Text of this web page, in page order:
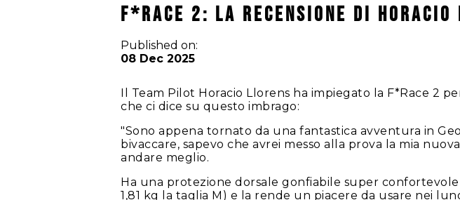
F*Race 2: la Recensione di
Published on:
08 Dec 2025
Il Team Pilot Horacio Llorens ha impiegato la F*Race 2
che ci dice su questo imbrago:
"Sono appena tornato da una fantastica avventura in
bivaccare, sapevo che avrei messo alla prova la mia
andare meglio.
Ha una protezione dorsale gonfiabile super
1,81 kg la taglia M) e la rende un piacere da usare nei